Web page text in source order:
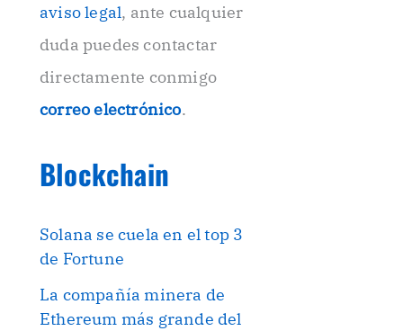
aviso legal, ante cualquier
duda puedes contactar
directamente conmigo
correo electrónico.
Blockchain
Solana se cuela en el top 3
de Fortune
La compañía minera de
Ethereum más grande del